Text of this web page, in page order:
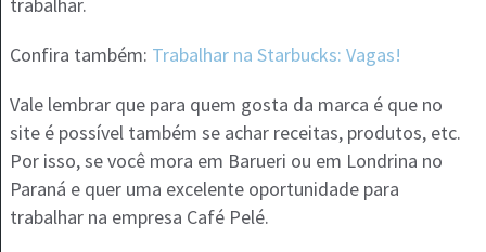
Confira também: Trabalhar na Starbucks: Vagas!
Vale lembrar que para quem gosta da marca é que no
site é possível também se achar receitas, produtos, etc.
Por isso, se você mora em Barueri ou em Londrina no
Paraná e quer uma excelente oportunidade para
trabalhar na empresa Café Pelé.